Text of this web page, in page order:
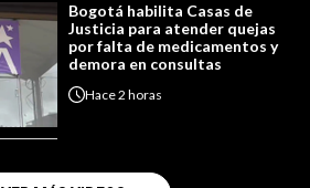
Bogotá habilita Casas de
Justicia para atender quejas
por falta de medicamentos y
demora en consultas
Hace2 horas